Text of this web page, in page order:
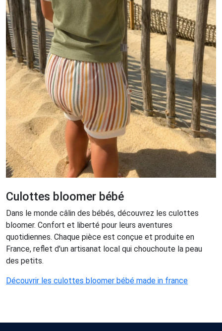
Culottes bloomer bébé
Dans le monde câlin des bébés, découvrez les culottes
bloomer. Confort et liberté pour leurs aventures
quotidiennes. Chaque pièce est conçue et produite en
France, reflet d'un artisanat local qui chouchoute la peau
des petits.
Découvrir les culottes bloomer bébé made in france